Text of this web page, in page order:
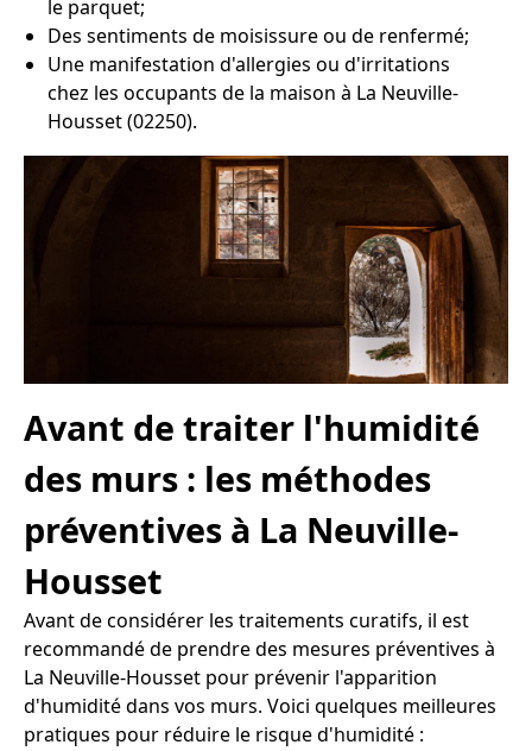
le parquet;
Des sentiments de moisissure ou de renfermé;
Une manifestation d'allergies ou d'irritations
chez les occupants de la maison à La Neuville-
Housset (02250).
Avant de traiter l'humidité
des murs : les méthodes
préventives à La Neuville-
Housset
Avant de considérer les traitements curatifs, il est
recommandé de prendre des mesures préventives à
La Neuville-Housset pour prévenir l'apparition
d'humidité dans vos murs. Voici quelques meilleures
pratiques pour réduire le risque d'humidité :